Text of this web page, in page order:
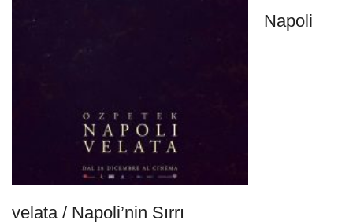
Napoli
velata / Napoli’nin Sırrı